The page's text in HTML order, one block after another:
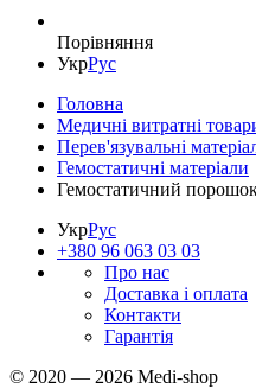
Порівняння
УкрРус
Головна
Медичні витратні
Перев'язувальні
Гемостатичні матеріали
Гемостатичний
УкрРус
+380 96 063 03 03
Про нас
Доставка і оплата
Контакти
Гарантія
© 2020 — 2026 Medi-shop